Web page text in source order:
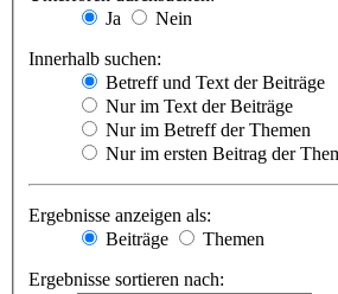
Ja
Nein
Innerhalb suchen:
Betreff und Text der Beiträge
Nur im Text der Beiträge
Nur im Betreff der Themen
Nur im ersten Beitrag der
Ergebnisse anzeigen als:
Beiträge
Themen
Ergebnisse sortieren nach: